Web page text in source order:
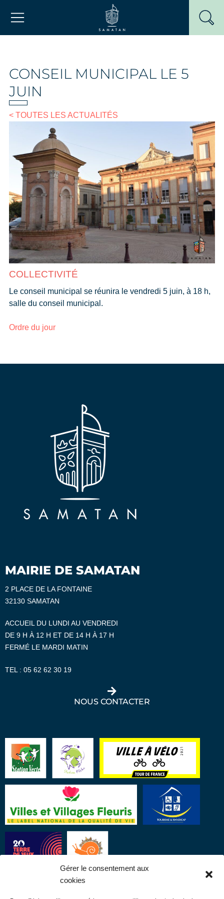
Gérer le consentement aux
cookies
Mairie de Samatan
CONSEIL MUNICIPAL LE 5
JUIN
< TOUTES LES ACTUALITÉS
COLLECTIVITÉ
Le conseil municipal se réunira le vendredi 5 juin, à 18 h,
salle du conseil municipal.
Ordre du jour
MAIRIE DE SAMATAN
2 PLACE DE LA FONTAINE
32130 SAMATAN
ACCUEIL DU LUNDI AU VENDREDI
DE 9 H À 12 H ET DE 14 H À 17 H
FERMÉ LE MARDI MATIN
TEL : 05 62 62 30 19
NOUS CONTACTER